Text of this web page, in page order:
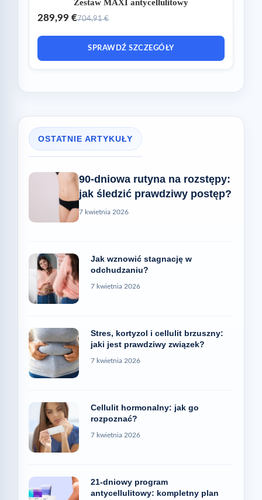
Zestaw MAXI antycellulitowy
289,99 €704,91 €
SPRAWDŹ SZCZEGÓŁY
OSTATNIE ARTYKUŁY
90-dniowa rutyna na rozstępy:
jak śledzić prawdziwy postęp?
7 kwietnia 2026
Jak wznowić stagnację w
odchudzaniu?
7 kwietnia 2026
Stres, kortyzol i cellulit brzuszny:
jaki jest prawdziwy związek?
7 kwietnia 2026
Cellulit hormonalny: jak go
rozpoznać?
7 kwietnia 2026
21-dniowy program
antycellulitowy: kompletny plan